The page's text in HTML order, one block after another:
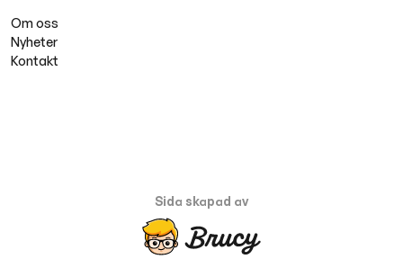
Om oss
Nyheter
Kontakt
Sida skapad av